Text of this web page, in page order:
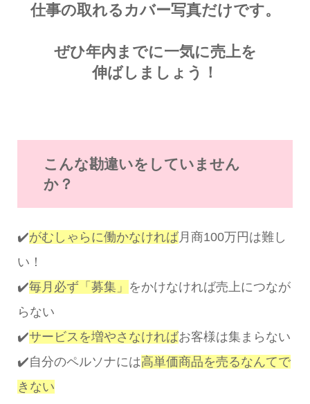
仕事の取れるカバー写真だけです。
ぜひ年内までに一気に売上を
伸ばしましょう！
こんな勘違いをしていません
か？
✔️がむしゃらに働かなければ月商100万円は難し
い！
✔️毎月必ず「募集」 をかけなければ売上につなが
らない
✔️サービスを増やさなければお客様は集まらない
✔️自分のペルソナには高単価商品を売るなんてで
きない